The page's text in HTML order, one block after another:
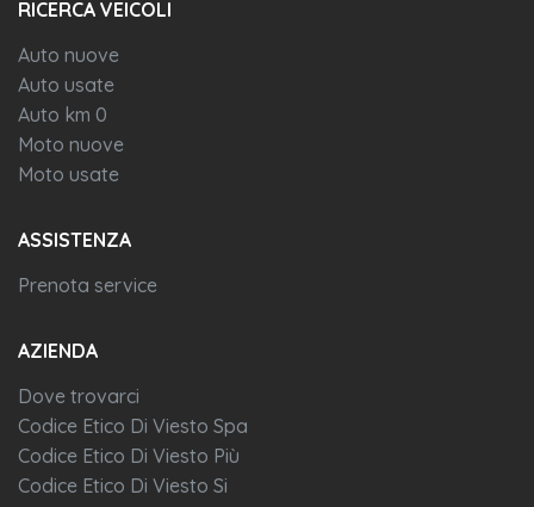
RICERCA VEICOLI
Auto nuove
Auto usate
Auto km 0
Moto nuove
Moto usate
ASSISTENZA
Prenota service
AZIENDA
Dove trovarci
Codice Etico Di Viesto Spa
Codice Etico Di Viesto Più
Codice Etico Di Viesto Si